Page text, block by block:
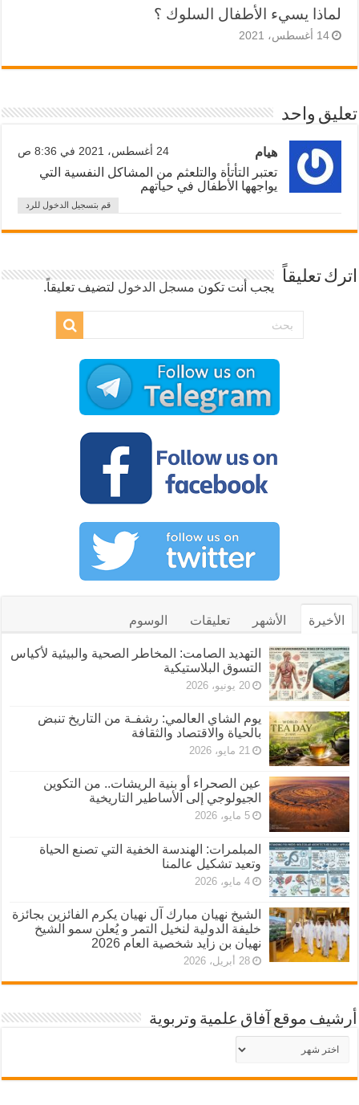
لماذا يسيء الأطفال السلوك ؟
14 أغسطس، 2021
تعليق واحد
هيام 24 أغسطس، 2021 في 8:36 ص
تعتبر التأتأة والتلعثم من المشاكل النفسية التي
يواجهها الأطفال في حياتهم
قم بتسجيل الدخول للرد
اترك تعليقاً
يجب أنت تكون مسجل الدخول لتضيف تعليقاً.
الأخيرة الأشهر تعليقات الوسوم
التهديد الصامت: المخاطر الصحية والبيئية لأكياس
التسوق البلاستيكية
20 يونيو، 2026
يوم الشاي العالمي: رشفـة من التاريخ تنبض
بالحياة والاقتصاد والثقافة
21 مايو، 2026
عين الصحراء أو بنية الريشات.. من التكوين
الجيولوجي إلى الأساطير التاريخية
5 مايو، 2026
المبلمرات: الهندسة الخفية التي تصنع الحياة
وتعيد تشكيل عالمنا
4 مايو، 2026
الشيخ نهيان مبارك آل نهيان يكرم الفائزين بجائزة
خليفة الدولية لنخيل التمر و يُعلن سمو الشيخ
نهيان بن زايد شخصية العام 2026
28 أبريل، 2026
أرشيف موقع آفاق علمية وتربوية
أرشيف
موقع